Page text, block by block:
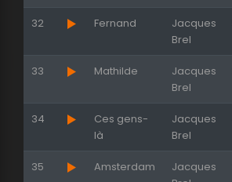
32 Fernand
Jacques
Brel
33 Mathilde
Jacques
Brel
34
Ces gens-
là
Jacques
Brel
35 Amsterdam
Jacques